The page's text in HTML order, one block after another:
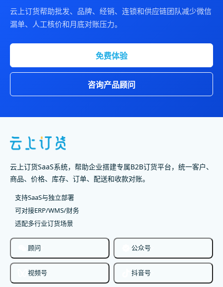
云上订货帮助批发、品牌、经销、连锁和供应链团队减少微信
漏单、人工核价和月底对账压力。
免费体验
咨询产品顾问
云上订货SaaS系统，帮助企业搭建专属B2B订货平台，统一客户、
商品、价格、库存、订单、配送和收款对账。
支持SaaS与独立部署
可对接ERP/WMS/财务
适配多行业订货场景
顾问 公众号
视频号 抖音号